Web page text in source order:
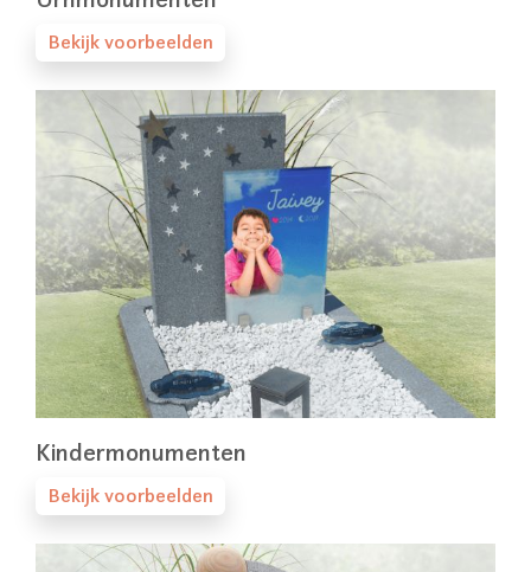
Bekijk voorbeelden
Kindermonumenten
Bekijk voorbeelden